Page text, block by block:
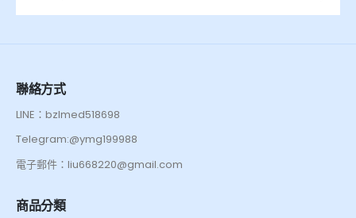
聯絡方式
LINE：bzlmed518698
Telegram:@ymg199988
電子郵件：liu668220@gmail.com
商品分類